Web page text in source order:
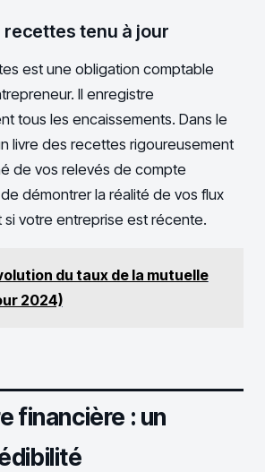
recettes tenu à jour
est une obligation comptable
Il enregistre
tous les encaissements. Dans le
livre des recettes rigoureusement
de vos relevés de compte
démontrer la réalité de vos flux
si votre entreprise est récente.
du taux de la mutuelle
2024)
financière : un